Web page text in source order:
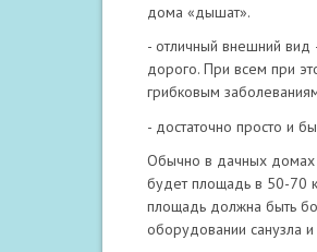
дома «дышат».
- отличный внешний
дорого. При всем при
грибковым
- достаточно просто и
Обычно в дачных домах
будет площадь в 50-70
площадь должна быть
оборудовании санузла